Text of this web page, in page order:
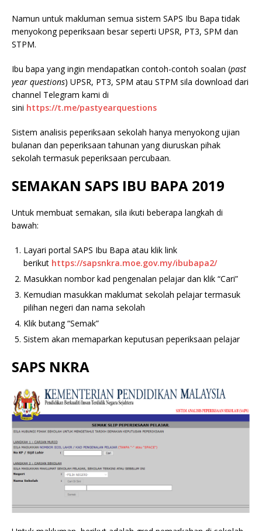
Namun untuk makluman semua sistem SAPS Ibu Bapa tidak
menyokong peperiksaan besar seperti UPSR, PT3, SPM dan
STPM.
Ibu bapa yang ingin mendapatkan contoh-contoh soalan (past
year questions) UPSR, PT3, SPM atau STPM sila download dari
channel Telegram kami di
sini https://t.me/pastyearquestions
Sistem analisis peperiksaan sekolah hanya menyokong ujian
bulanan dan peperiksaan tahunan yang diuruskan pihak
sekolah termasuk peperiksaan percubaan.
SEMAKAN SAPS IBU BAPA 2019
Untuk membuat semakan, sila ikuti beberapa langkah di
bawah:
Layari portal SAPS Ibu Bapa atau klik link
berikut https://sapsnkra.moe.gov.my/ibubapa2/
Masukkan nombor kad pengenalan pelajar dan klik “Cari”
Kemudian masukkan maklumat sekolah pelajar termasuk
pilihan negeri dan nama sekolah
Klik butang “Semak”
Sistem akan memaparkan keputusan peperiksaan pelajar
SAPS NKRA